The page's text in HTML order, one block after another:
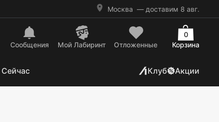
Москва — доставим 8 авг.
Сообщения Mой Лабиринт Отложенные Корзина
0
Клуб Акции